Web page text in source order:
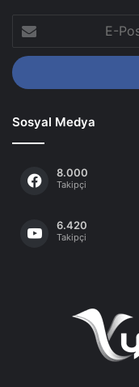
Posta
adresinizi
giriniz
Sosyal Medya
8.000
Takipçi
6.420
Takipçi